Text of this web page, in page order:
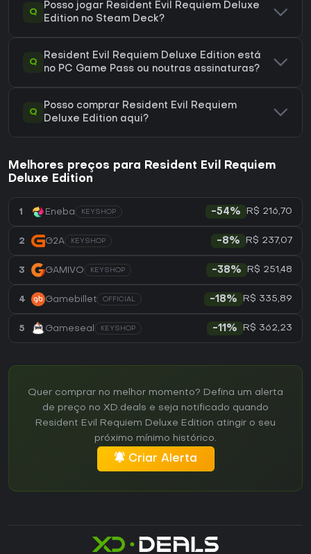
Q
Posso jogar Resident Evil Requiem Deluxe
Edition no Steam Deck?
Q
Resident Evil Requiem Deluxe Edition está
no PC Game Pass ou noutras assinaturas?
Q
Posso comprar Resident Evil Requiem
Deluxe Edition aqui?
Melhores preços para Resident Evil Requiem
Deluxe Edition
1 Eneba KEYSHOP -54% R$ 216,70
2 G2A KEYSHOP -8% R$ 237,07
3 GAMIVO KEYSHOP -38% R$ 251,48
4 Gamebillet OFFICIAL -18% R$ 335,89
5 Gameseal KEYSHOP -11% R$ 362,23
Quer comprar no melhor momento? Defina um alerta
de preço no XD.deals e seja notificado quando
Resident Evil Requiem Deluxe Edition atingir o seu
próximo mínimo histórico.
Criar Alerta